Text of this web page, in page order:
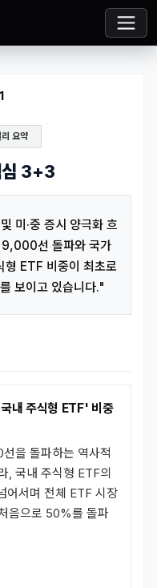
요약
심 3+3
미·중 증시 양극화 흐
9,000선 돌파와 국가
형 ETF 비중이 최초로
보이고 있습니다."
내 주식형 ETF' 비중
을 돌파하는 역사적
, 국내 주식형 ETF의
어서며 전체 ETF 시장
음으로 50%를 돌파